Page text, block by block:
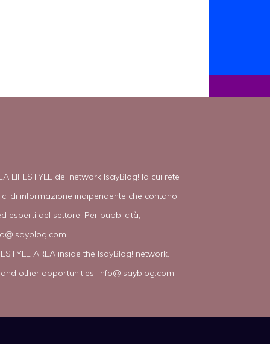
LIFESTYLE del network IsayBlog! la cui rete
di informazione indipendente che contano
esperti del settore. Per pubblicità,
AREA inside the IsayBlog! network.
other opportunities: info@isayblog.com